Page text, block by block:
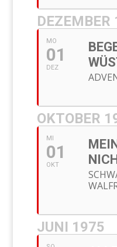
DEZEMBER
MO
01
DEZ
OKTOBER
MI
01
OKT
JUNI 1975